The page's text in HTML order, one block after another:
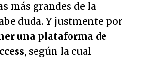
más grandes de la
duda. Y justmente por
una plataforma de
, según la cual